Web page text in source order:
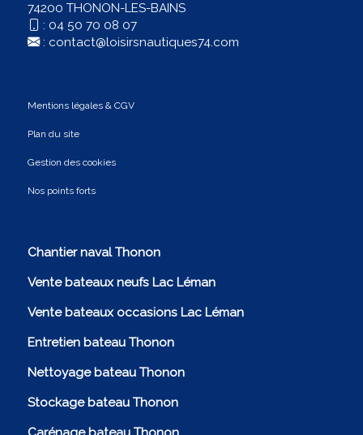
74200 THONON-LES-BAINS
: 04 50 70 08 07
: contact@loisirsnautiques74.com
Mentions légales & CGV
Plan du site
Gestion des cookies
Nos points forts
Chantier naval Thonon
Vente bateaux neufs Lac Léman
Vente bateaux occasions Lac Léman
Entretien bateau Thonon
Nettoyage bateau Thonon
Stockage bateau Thonon